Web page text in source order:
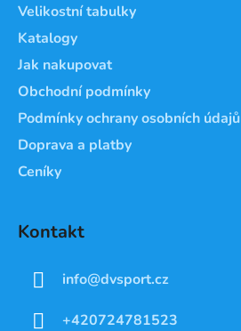
Velikostní tabulky
Katalogy
Jak nakupovat
Obchodní podmínky
Podmínky ochrany osobních údajů
Doprava a platby
Ceníky
Kontakt
info@dvsport.cz
+420724781523